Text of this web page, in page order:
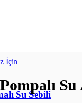
Su Sebili
İçin
Su